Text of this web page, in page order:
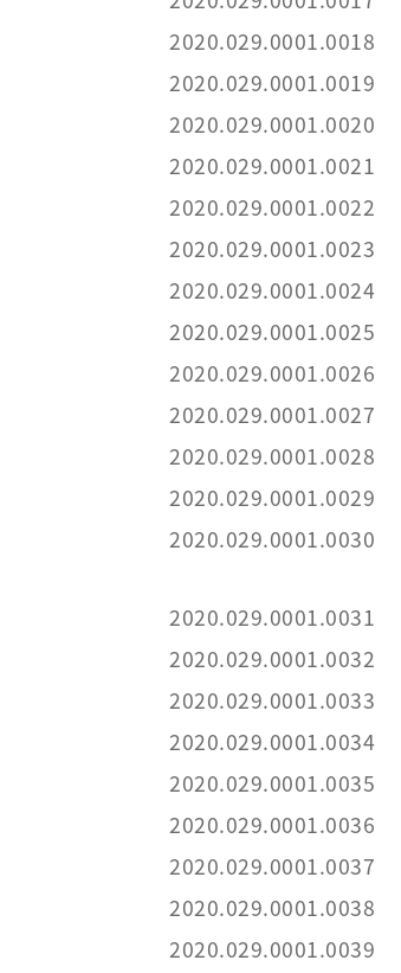
2020.029.0001.0018
2020.029.0001.0019
2020.029.0001.0020
2020.029.0001.0021
2020.029.0001.0022
2020.029.0001.0023
2020.029.0001.0024
2020.029.0001.0025
2020.029.0001.0026
2020.029.0001.0027
2020.029.0001.0028
2020.029.0001.0029
2020.029.0001.0030
2020.029.0001.0031
2020.029.0001.0032
2020.029.0001.0033
2020.029.0001.0034
2020.029.0001.0035
2020.029.0001.0036
2020.029.0001.0037
2020.029.0001.0038
2020.029.0001.0039